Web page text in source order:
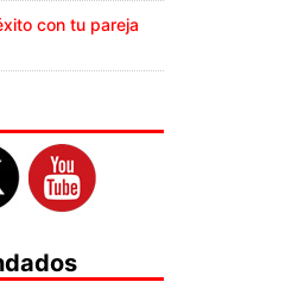
con tu pareja